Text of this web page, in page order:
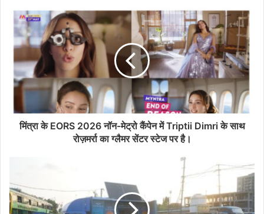
मिंत्रा के EORS 2026 नॉन-मेट्रो कैंपेन में Triptii Dimri के साथ
रोज़मर्रा का ग्लैमर सेंटर स्टेज पर है।